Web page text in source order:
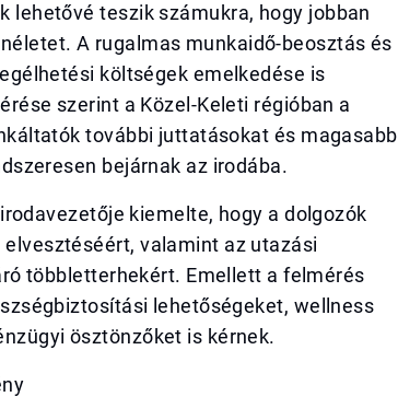
lehetővé teszik számukra, hogy jobban
A rugalmas munkaidő-beosztás és
költségek emelkedése is
szerint a Közel-Keleti régióban a
további juttatásokat és magasabb
bejárnak az irodába.
kiemelte, hogy a dolgozók
valamint az utazási
többletterhekért. Emellett a felmérés
lehetőségeket, wellness
ösztönzőket is kérnek.